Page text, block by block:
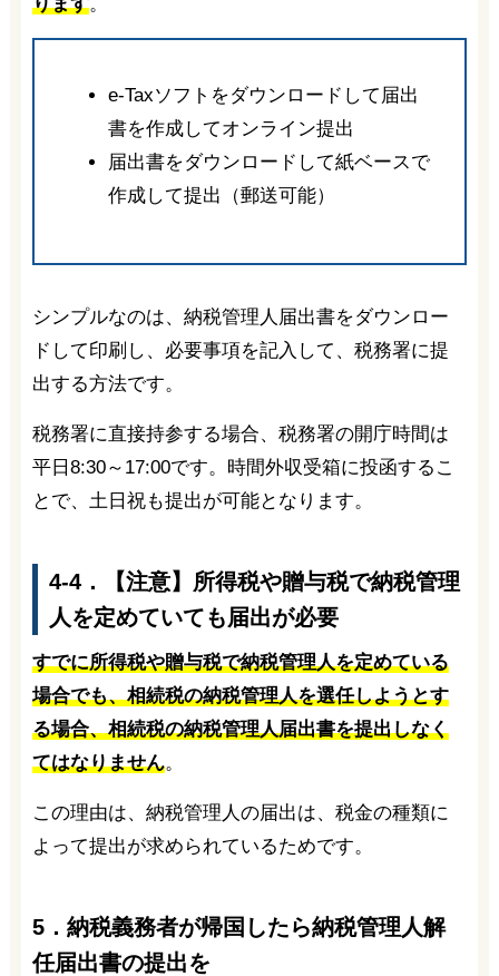
e-Taxソフトをダウンロードして届出
書を作成してオンライン提出
届出書をダウンロードして紙ベースで
作成して提出（郵送可能）
シンプルなのは、納税管理人届出書をダウンロー
ドして印刷し、必要事項を記入して、税務署に提
出する方法です。
税務署に直接持参する場合、税務署の開庁時間は
平日8:30～17:00です。時間外収受箱に投函するこ
とで、 土日祝も提出が可能となります。
4-4．【注意】所得税や贈与税で納税管理
人を定めていても届出が必要
すでに所得税や贈与税で納税管理人を定めている
場合でも、相続税の納税管理人を選任しようとす
る場合、相続税の納税管理人届出書を提出しなく
てはなりません。
この理由は、納税管理人の届出は、税金の種類に
よって提出が求められているためです。
5．納税義務者が帰国したら納税管理人解
任届出書の提出を